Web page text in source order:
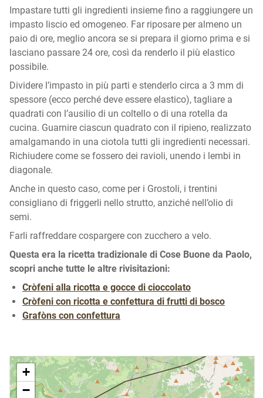
Impastare tutti gli ingredienti insieme fino a raggiungere un
impasto liscio ed omogeneo. Far riposare per almeno un
paio di ore, meglio ancora se si prepara il giorno prima e si
lasciano passare 24 ore, così da renderlo il più elastico
possibile.
Dividere l’impasto in più parti e stenderlo circa a 3 mm di
spessore (ecco perché deve essere elastico), tagliare a
quadrati con l’ausilio di un coltello o di una rotella da
cucina. Guarnire ciascun quadrato con il ripieno, realizzato
amalgamando in una ciotola tutti gli ingredienti necessari.
Richiudere come se fossero dei ravioli, unendo i lembi in
diagonale.
Anche in questo caso, come per i Grostoli, i trentini
consigliano di friggerli nello strutto, anziché nell’olio di
semi.
Farli raffreddare cospargere con zucchero a velo.
Questa era la ricetta tradizionale di Cose Buone da Paolo,
scopri anche tutte le altre rivisitazioni:
Cròfeni alla ricotta e gocce di cioccolato
Cròfeni con ricotta e confettura di frutti di bosco
Grafòns con confettura
+
−